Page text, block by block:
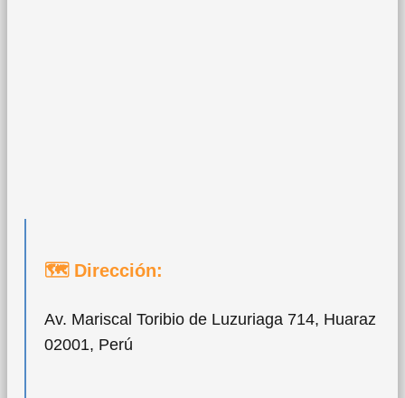
🗺 Dirección:
Av. Mariscal Toribio de Luzuriaga 714, Huaraz
02001, Perú